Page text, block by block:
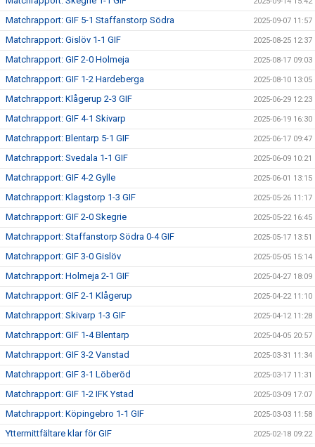
Matchrapport: GIF 5-1 Staffanstorp Södra 2025-09-07 11:57
Matchrapport: Gislöv 1-1 GIF 2025-08-25 12:37
Matchrapport: GIF 2-0 Holmeja 2025-08-17 09:03
Matchrapport: GIF 1-2 Hardeberga 2025-08-10 13:05
Matchrapport: Klågerup 2-3 GIF 2025-06-29 12:23
Matchrapport: GIF 4-1 Skivarp 2025-06-19 16:30
Matchrapport: Blentarp 5-1 GIF 2025-06-17 09:47
Matchrapport: Svedala 1-1 GIF 2025-06-09 10:21
Matchrapport: GIF 4-2 Gylle 2025-06-01 13:15
Matchrapport: Klagstorp 1-3 GIF 2025-05-26 11:17
Matchrapport: GIF 2-0 Skegrie 2025-05-22 16:45
Matchrapport: Staffanstorp Södra 0-4 GIF 2025-05-17 13:51
Matchrapport: GIF 3-0 Gislöv 2025-05-05 15:14
Matchrapport: Holmeja 2-1 GIF 2025-04-27 18:09
Matchrapport: GIF 2-1 Klågerup 2025-04-22 11:10
Matchrapport: Skivarp 1-3 GIF 2025-04-12 11:28
Matchrapport: GIF 1-4 Blentarp 2025-04-05 20:57
Matchrapport: GIF 3-2 Vanstad 2025-03-31 11:34
Matchrapport: GIF 3-1 Löberöd 2025-03-17 11:31
Matchrapport: GIF 1-2 IFK Ystad 2025-03-09 17:07
Matchrapport: Köpingebro 1-1 GIF 2025-03-03 11:58
Yttermittfältare klar för GIF 2025-02-18 09:22